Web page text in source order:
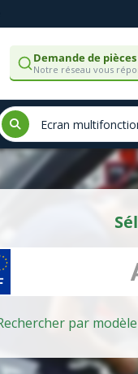
Demande de pièces
Notre réseau vous
Rechercher par modèle